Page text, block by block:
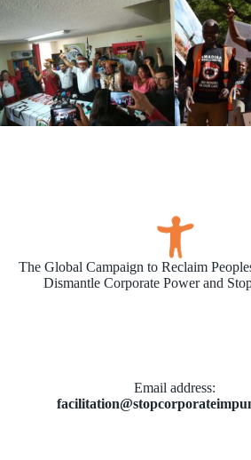
The Global Campaign to Reclaim
Dismantle Corporate Power and
Email address​: